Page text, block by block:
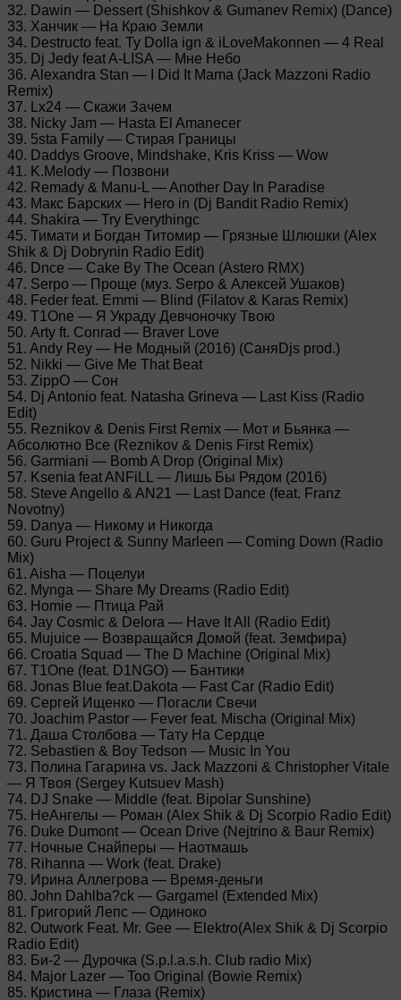
32. Dawin — Dessert (Shishkov & Gumanev Remix) (Dance)
33. Ханчик — На Краю Земли
34. Destructo feat. Ty Dolla ign & iLoveMakonnen — 4 Real
35. Dj Jedy feat A-LISA — Мне Небо
36. Alexandra Stan — I Did It Mama (Jack Mazzoni Radio
Remix)
37. Lx24 — Скажи Зачем
38. Nicky Jam — Hasta El Amanecer
39. 5sta Family — Стирая Границы
40. Daddys Groove, Mindshake, Kris Kriss — Wow
41. K.Melody — Позвони
42. Remady & Manu-L — Another Day In Paradise
43. Макс Барских — Hero in (Dj Bandit Radio Remix)
44. Shakira — Try Everythingc
45. Тимати и Богдан Титомир — Грязные Шлюшки (Alex
Shik & Dj Dobrynin Radio Edit)
46. Dnce — Cake By The Ocean (Astero RMX)
47. Serpo — Проще (муз. Serpo & Алексей Ушаков)
48. Feder feat. Emmi — Blind (Filatov & Karas Remix)
49. T1One — Я Украду Девчоночку Твою
50. Arty ft. Conrad — Braver Love
51. Andy Rey — Не Модный (2016) (СаняDjs prod.)
52. Nikki — Give Me That Beat
53. ZippO — Сон
54. Dj Antonio feat. Natasha Grineva — Last Kiss (Radio
Edit)
55. Reznikov & Denis First Remix — Мот и Бьянка —
Абсолютно Всe (Reznikov & Denis First Remix)
56. Garmiani — Bomb A Drop (Original Mix)
57. Ksenia feat ANFiLL — Лишь Бы Рядом (2016)
58. Steve Angello & AN21 — Last Dance (feat. Franz
Novotny)
59. Danya — Никому и Никогда
60. Guru Project & Sunny Marleen — Coming Down (Radio
Mix)
61. Aisha — Поцелуи
62. Mynga — Share My Dreams (Radio Edit)
63. Homie — Птица Рай
64. Jay Cosmic & Delora — Have It All (Radio Edit)
65. Mujuice — Возвращайся Домой (feat. Земфира)
66. Croatia Squad — The D Machine (Original Mix)
67. T1One (feat. D1NGO) — Бантики
68. Jonas Blue feat.Dakota — Fast Car (Radio Edit)
69. Сергей Ищенко — Погасли Свечи
70. Joachim Pastor — Fever feat. Mischa (Original Mix)
71. Даша Столбова — Тату На Сердце
72. Sebastien & Boy Tedson — Music In You
73. Полина Гагарина vs. Jack Mazzoni & Christopher Vitale
— Я Твоя (Sergey Kutsuev Mash)
74. DJ Snake — Middle (feat. Bipolar Sunshine)
75. НеАнгелы — Роман (Alex Shik & Dj Scorpio Radio Edit)
76. Duke Dumont — Ocean Drive (Nejtrino & Baur Remix)
77. Ночные Снайперы — Наотмашь
78. Rihanna — Work (feat. Drake)
79. Ирина Аллегрова — Время-деньги
80. John Dahlba?ck — Gargamel (Extended Mix)
81. Григорий Лепс — Одиноко
82. Outwork Feat. Mr. Gee — Elektro(Alex Shik & Dj Scorpio
Radio Edit)
83. Би-2 — Дурочка (S.p.l.a.s.h. Сlub radio Mix)
84. Major Lazer — Too Original (Bowie Remix)
85. Кристина — Глаза (Remix)